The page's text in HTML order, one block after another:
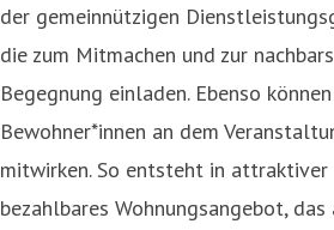
der gemeinnützigen
die zum Mitmachen und zur
Begegnung einladen. Ebenso
Bewohner*innen an dem
mitwirken. So entsteht in
bezahlbares Wohnungsangebot,